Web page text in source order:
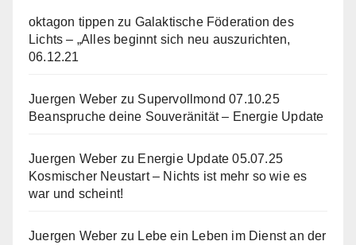
oktagon tippen zu Galaktische Föderation des
Lichts – „Alles beginnt sich neu auszurichten,
06.12.21
Juergen Weber zu Supervollmond 07.10.25
Beanspruche deine Souveränität – Energie Update
Juergen Weber zu Energie Update 05.07.25
Kosmischer Neustart – Nichts ist mehr so wie es
war und scheint!
Juergen Weber zu Lebe ein Leben im Dienst an der